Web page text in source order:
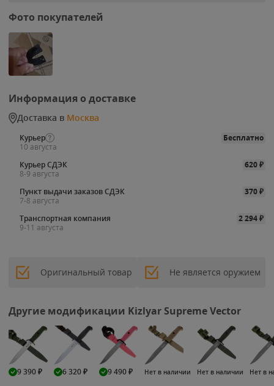
Фото покупателей
Информация о доставке
Доставка в Москва
Курьер
Бесплатно
10 августа
Курьер СДЭК
620₽
8-9 августа
Пункт выдачи заказов СДЭК
370₽
7-8 августа
Транспортная компания
2 294₽
9-11 августа
Оригинальный товар Не является оружием
Другие модификации Kizlyar Supreme Vector
9 390₽ 6 320₽ 9 490₽ Нет в наличии Нет в наличии Нет в